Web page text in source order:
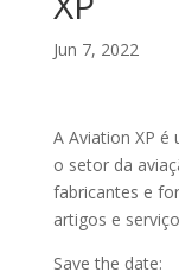
Jun 7, 2022
A Aviation XP
o setor da
fabricantes e
artigos e
Save the date: